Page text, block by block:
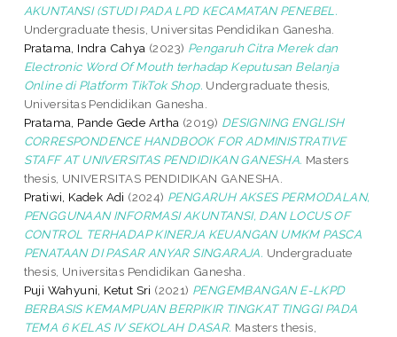
AKUNTANSI (STUDI PADA LPD KECAMATAN PENEBEL.
Undergraduate thesis, Universitas Pendidikan Ganesha.
Pratama, Indra Cahya (2023) Pengaruh Citra Merek dan
Electronic Word Of Mouth terhadap Keputusan Belanja
Online di Platform TikTok Shop. Undergraduate thesis,
Universitas Pendidikan Ganesha.
Pratama, Pande Gede Artha (2019) DESIGNING ENGLISH
CORRESPONDENCE HANDBOOK FOR ADMINISTRATIVE
STAFF AT UNIVERSITAS PENDIDIKAN GANESHA. Masters
thesis, UNIVERSITAS PENDIDIKAN GANESHA.
Pratiwi, Kadek Adi (2024) PENGARUH AKSES PERMODALAN,
PENGGUNAAN INFORMASI AKUNTANSI, DAN LOCUS OF
CONTROL TERHADAP KINERJA KEUANGAN UMKM PASCA
PENATAAN DI PASAR ANYAR SINGARAJA. Undergraduate
thesis, Universitas Pendidikan Ganesha.
Puji Wahyuni, Ketut Sri (2021) PENGEMBANGAN E-LKPD
BERBASIS KEMAMPUAN BERPIKIR TINGKAT TINGGI PADA
TEMA 6 KELAS IV SEKOLAH DASAR. Masters thesis,